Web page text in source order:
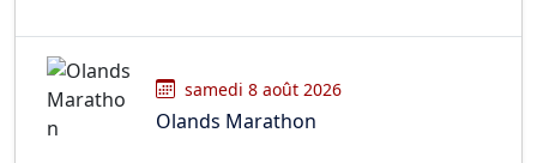
samedi 8 août 2026
Olands Marathon